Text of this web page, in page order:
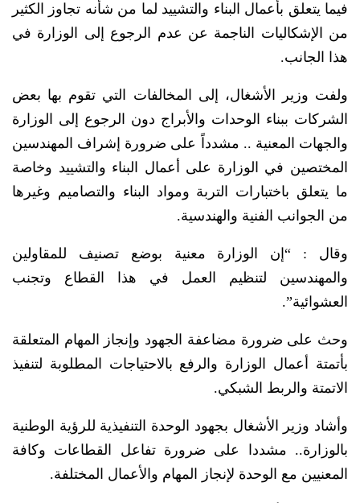
فيما يتعلق بأعمال البناء والتشييد لما من شأنه تجاوز الكثير
من الإشكاليات الناجمة عن عدم الرجوع إلى الوزارة في
هذا الجانب.
ولفت وزير الأشغال، إلى المخالفات التي تقوم بها بعض
الشركات ببناء الوحدات والأبراج دون الرجوع إلى الوزارة
والجهات المعنية .. مشدداً على ضرورة إشراف المهندسين
المختصين في الوزارة على أعمال البناء والتشييد وخاصة
ما يتعلق باختبارات التربة ومواد البناء والتصاميم وغيرها
من الجوانب الفنية والهندسية.
وقال : “إن الوزارة معنية بوضع تصنيف للمقاولين
والمهندسين لتنظيم العمل في هذا القطاع وتجنب
العشوائية”.
وحث على ضرورة مضاعفة الجهود وإنجاز المهام المتعلقة
بأتمتة أعمال الوزارة والرفع بالاحتياجات المطلوبة لتنفيذ
الاتمتة والربط الشبكي.
وأشاد وزير الأشغال بجهود الوحدة التنفيذية للرؤية الوطنية
بالوزارة.. مشددا على ضرورة تفاعل القطاعات وكافة
المعنيين مع الوحدة لإنجاز المهام والأعمال المختلفة.